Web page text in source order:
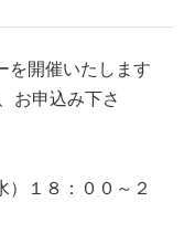
を開催いたします
お申込み下さ
）１８：００～２